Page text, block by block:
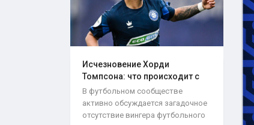
Исчезновение Хорди
Томпсона: что происходит с
игроком..
В футбольном сообществе
активно обсуждается загадочное
отсутствие вингера футбольного